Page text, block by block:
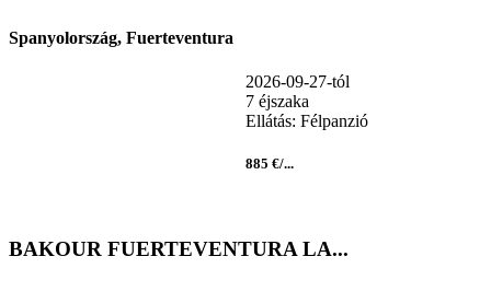
Spanyolország, Fuerteventura
2026-09-27-tól
7 éjszaka
Ellátás: Félpanzió
885 €/...
BAKOUR FUERTEVENTURA LA...